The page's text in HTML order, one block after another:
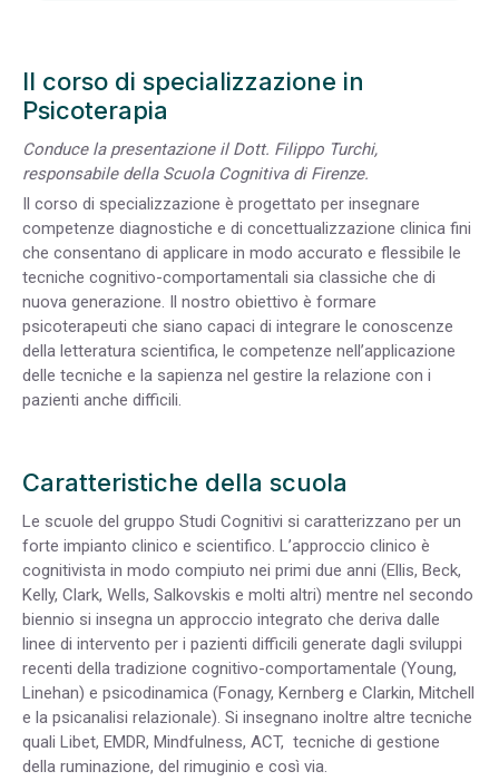
Il corso di specializzazione in
Psicoterapia
Conduce la presentazione il Dott. Filippo Turchi,
responsabile della Scuola Cognitiva di Firenze.
Il corso di specializzazione è progettato per insegnare
competenze diagnostiche e di concettualizzazione clinica fini
che consentano di applicare in modo accurato e flessibile le
tecniche cognitivo-comportamentali sia classiche che di
nuova generazione. Il nostro obiettivo è formare
psicoterapeuti che siano capaci di integrare le conoscenze
della letteratura scientifica, le competenze nell’applicazione
delle tecniche e la sapienza nel gestire la relazione con i
pazienti anche difficili.
Caratteristiche della scuola
Le scuole del gruppo Studi Cognitivi si caratterizzano per un
forte impianto clinico e scientifico. L’approccio clinico è
cognitivista in modo compiuto nei primi due anni (Ellis, Beck,
Kelly, Clark, Wells, Salkovskis e molti altri) mentre nel secondo
biennio si insegna un approccio integrato che deriva dalle
linee di intervento per i pazienti difficili generate dagli sviluppi
recenti della tradizione cognitivo-comportamentale (Young,
Linehan) e psicodinamica (Fonagy, Kernberg e Clarkin, Mitchell
e la psicanalisi relazionale). Si insegnano inoltre altre tecniche
quali Libet, EMDR, Mindfulness, ACT, tecniche di gestione
della ruminazione, del rimuginio e così via.